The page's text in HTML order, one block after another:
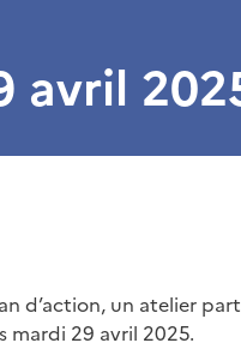
avril
d’action, un atelier
mardi 29 avril 2025.